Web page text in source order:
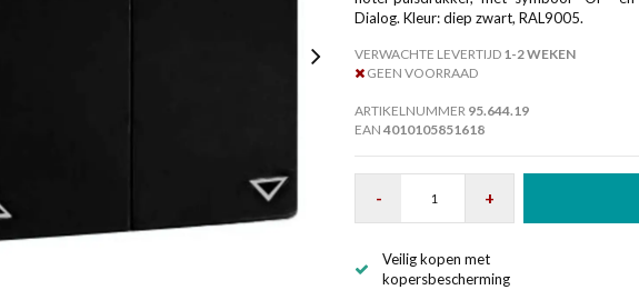
Dialog. Kleur: diep zwart, RAL9005.
VERWACHTE LEVERTIJD1-2 WEKEN
GEEN VOORRAAD
ARTIKELNUMMER 95.644.19
EAN 4010105851618
- +
Veilig kopen met
kopersbescherming